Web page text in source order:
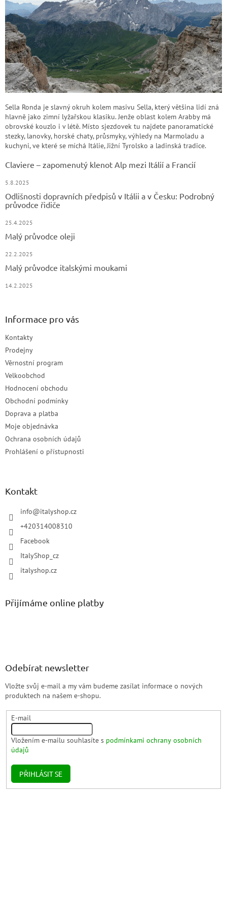
Sella Ronda je slavný okruh kolem masivu Sella, který většina lidí zná
hlavně jako zimní lyžařskou klasiku. Jenže oblast kolem Arabby má
obrovské kouzlo i v létě. Místo sjezdovek tu najdete panoramatické
stezky, lanovky, horské chaty, průsmyky, výhledy na Marmoladu a
kuchyni, ve které se míchá Itálie, Jižní Tyrolsko a ladinská tradice.
Claviere – zapomenutý klenot Alp mezi Itálií a Francií
5.8.2025
Odlišnosti dopravních předpisů v Itálii a v Česku: Podrobný
průvodce řidiče
25.4.2025
Malý průvodce oleji
22.2.2025
Malý průvodce italskými moukami
14.2.2025
Informace pro vás
Kontakty
Prodejny
Věrnostní program
Velkoobchod
Hodnocení obchodu
Obchodní podmínky
Doprava a platba
Moje objednávka
Ochrana osobních údajů
Prohlášení o přístupnosti
Kontakt
info@italyshop.cz
+420314008310
Facebook
ItalyShop_cz
italyshop.cz
Přijímáme online platby
Odebírat newsletter
Vložte svůj e-mail a my vám budeme zasílat informace o nových
produktech na našem e-shopu.
E-mail
Vložením e-mailu souhlasíte s podmínkami ochrany osobních
údajů
PŘIHLÁSIT SE